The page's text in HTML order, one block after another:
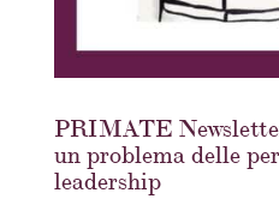
PRIMATE
un problema delle
leadership